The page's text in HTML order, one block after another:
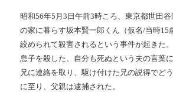
昭和56年5 月3 日午前3時ころ、東京都世田
の家に暮らす坂本賢一郎くん（仮名/当時15
絞められて殺害されるという事件が起きた。
息子を殺した、自分も死ぬという夫の言葉
兄に連絡を取り、駆け付けた兄の説得でど
に至り、父親は逮捕された。